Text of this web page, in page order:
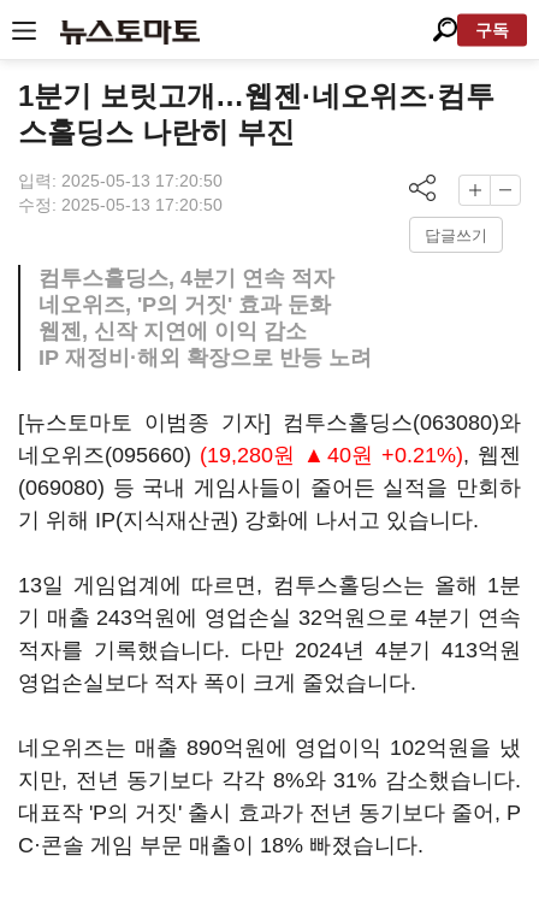
구독
1분기 보릿고개…웹젠·네오위즈·컴투
스홀딩스 나란히 부진
입력: 2025-05-13 17:20:50
수정: 2025-05-13 17:20:50
답글쓰기
컴투스홀딩스, 4분기 연속 적자
네오위즈, 'P의 거짓' 효과 둔화
웹젠, 신작 지연에 이익 감소
IP 재정비·해외 확장으로 반등 노려
[뉴스토마토 이범종 기자] 컴투스홀딩스(063080)와
네오위즈(095660) (19,280원 ▲40원 +0.21%), 웹젠
(069080) 등 국내 게임사들이 줄어든 실적을 만회하
기 위해 IP(지식재산권) 강화에 나서고 있습니다.
13일 게임업계에 따르면, 컴투스홀딩스는 올해 1분
기 매출 243억원에 영업손실 32억원으로 4분기 연속
적자를 기록했습니다. 다만 2024년 4분기 413억원
영업손실보다 적자 폭이 크게 줄었습니다.
네오위즈는 매출 890억원에 영업이익 102억원을 냈
지만, 전년 동기보다 각각 8%와 31% 감소했습니다.
대표작 'P의 거짓' 출시 효과가 전년 동기보다 줄어, P
C·콘솔 게임 부문 매출이 18% 빠졌습니다.